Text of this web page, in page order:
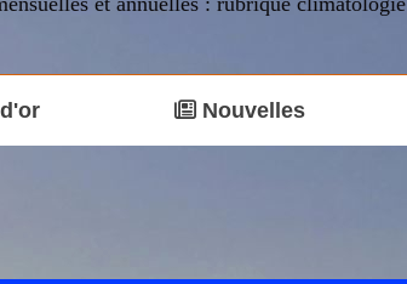
Nouvelles